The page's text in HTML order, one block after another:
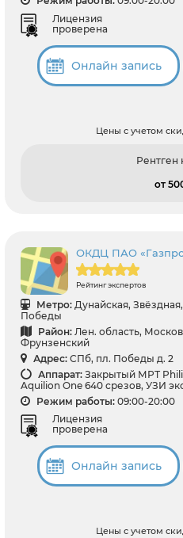
Лицензия
проверена
Онлайн запись
Цены с учетом
Рентген
от
ОКДЦ ПАО
Рейтинг экспертов
Метро: Дунайская,
Победы
Район: Лен. область,
Фрунзенский
Адрес: СПб, пл. Победы д. 2
Аппарат: Закрытый МРТ
Aquilion One 640 срезов, УЗИ
Режим работы: 09:00-20:00
Лицензия
проверена
Онлайн запись
Цены с учетом